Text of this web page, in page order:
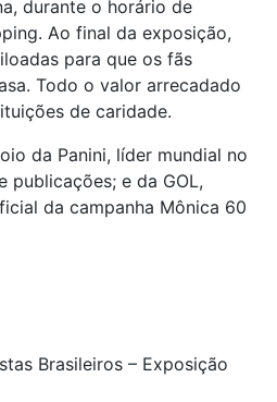
durante o horário de
Ao final da exposição,
para que os fãs
Todo o valor arrecadado
de caridade.
da Panini, líder mundial no
publicações; e da GOL,
da campanha Mônica 60
Brasileiros – Exposição